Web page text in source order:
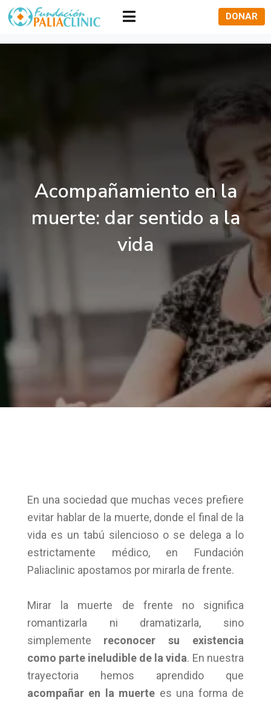
DONAR
la muerte: dar sentido
a la vida
Acompañamiento en la
muerte: dar sentido a la
vida
En una sociedad que muchas veces prefiere
evitar hablar de la muerte, donde el final de la
vida es un tabú silencioso o se delega a lo
estrictamente médico, en Fundación
Paliaclinic apostamos por mirarla de frente.
Mirar la muerte de frente no significa
romantizarla ni dramatizarla, sino
simplemente
reconocer su existencia
como parte ineludible de la vida. En nuestra
trayectoria hemos aprendido que
acompañar en la muerte es una forma de